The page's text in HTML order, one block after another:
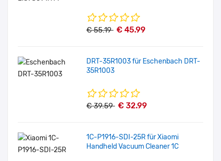
€ 55.19 € 45.99
DRT-35R1003 für Eschenbach DRT-
35R1003
€ 39.59 € 32.99
1C-P1916-SDI-25R für Xiaomi
Handheld Vacuum Cleaner 1C